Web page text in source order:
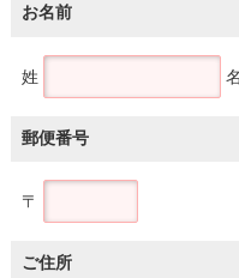
お名前
姓 名
郵便番号
〒
ご住所